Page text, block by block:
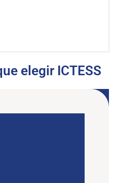
elegir ICTESS